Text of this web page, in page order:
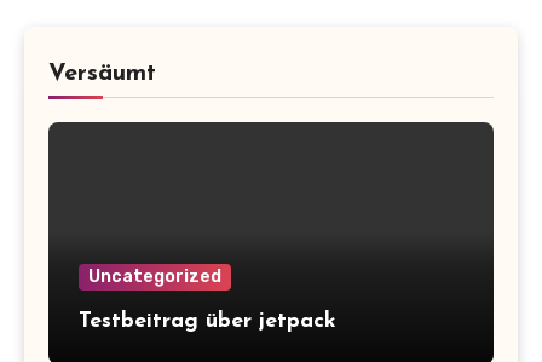
Versäumt
Uncategorized
Testbeitrag über jetpack